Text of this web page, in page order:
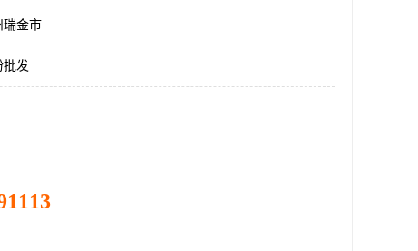
瑞金市
批发